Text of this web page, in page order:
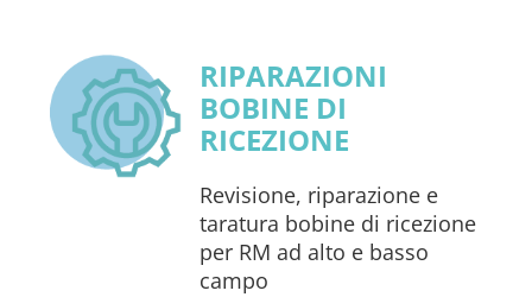
RIPARAZIONI
BOBINE DI
RICEZIONE
Revisione, riparazione e
taratura bobine di ricezione
per RM ad alto e basso
campo